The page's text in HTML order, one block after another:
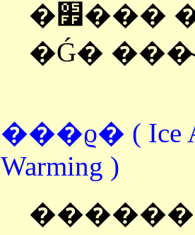
�׿��� �ᱹ ���� ( Glacier ) ��
�Ǵ�
���ϱ� ( Ice
Warming )
������